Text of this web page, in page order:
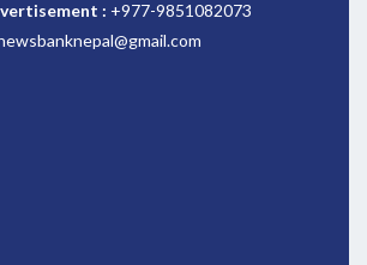
: +977-9851082073